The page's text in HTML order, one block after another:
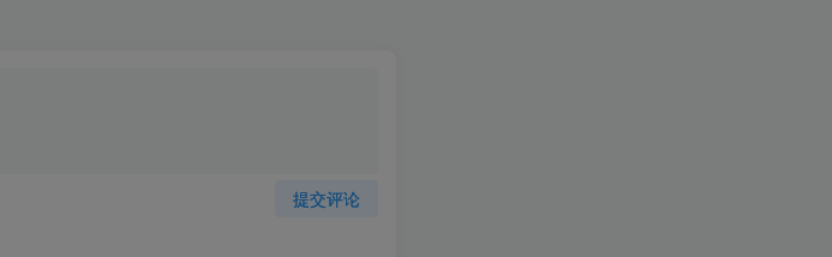
提交评论